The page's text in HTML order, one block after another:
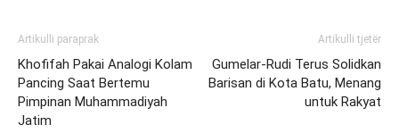
Artikulli paraprak
Khofifah Pakai Analogi Kolam
Pancing Saat Bertemu
Pimpinan Muhammadiyah
Jatim
Artikulli tjetër
Gumelar-Rudi Terus Solidkan
Barisan di Kota Batu, Menang
untuk Rakyat